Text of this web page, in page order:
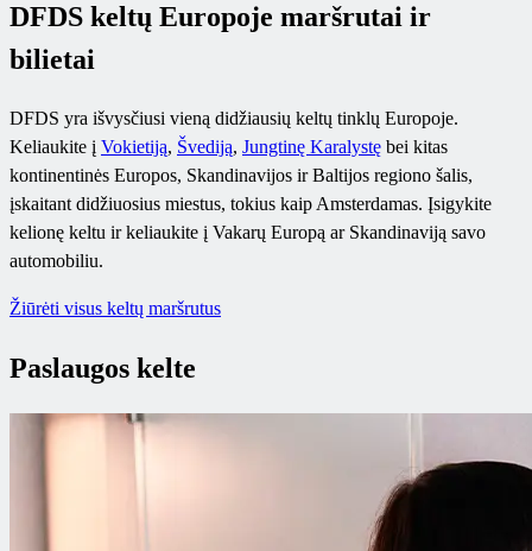
DFDS keltų Europoje maršrutai ir
bilietai
DFDS yra išvysčiusi vieną didžiausių keltų tinklų Europoje.
Keliaukite į Vokietiją, Švediją, Jungtinę Karalystę bei kitas
kontinentinės Europos, Skandinavijos ir Baltijos regiono šalis,
įskaitant didžiuosius miestus, tokius kaip Amsterdamas. Įsigykite
kelionę keltu ir keliaukite į Vakarų Europą ar Skandinaviją savo
automobiliu.
Žiūrėti visus keltų maršrutus
Paslaugos kelte